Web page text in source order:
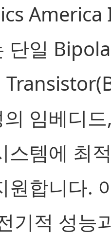
America
단일
임베디
스템에 최
원합니다.
기적 성능